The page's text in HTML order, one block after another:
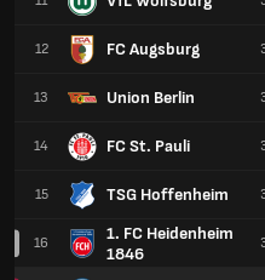
12 FC Augsburg
13 Union Berlin
14 FC St. Pauli
15 TSG Hoffenheim
16
1. FC Heidenheim
1846